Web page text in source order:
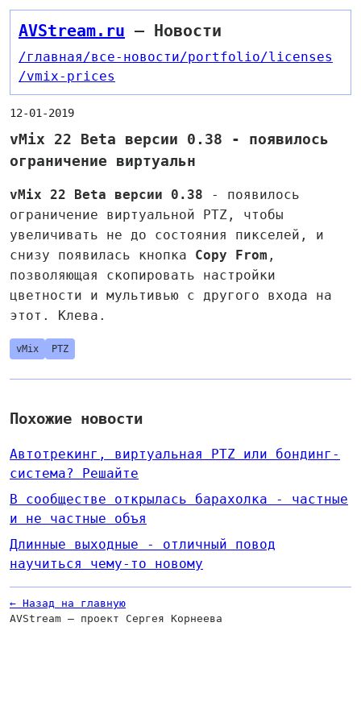
AVStream.ru — Новости
/главная/все-новости/portfolio/licenses
/vmix-prices
12-01-2019
​​vMix 22 Beta версии 0.38 - появилось
ограничение виртуальн
vMix 22 Beta версии 0.38 - появилось
ограничение виртуальной PTZ, чтобы
увеличивать не до состояния пикселей, и
снизу появилась кнопка Copy From ,
позволяющая скопировать настройки
цветности и мультивью с другого входа на
этот. Клева.
vMix PTZ
Похожие новости
​​Автотрекинг, виртуальная PTZ или бондинг-
система? Решайте
В сообществе открылась барахолка - частные
и не частные объя
​​Длинные выходные - отличный повод
научиться чему-то новому
← Назад на главную
AVStream — проект Сергея Корнеева